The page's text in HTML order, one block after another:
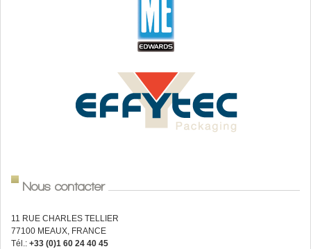
Nous contacter
11 RUE CHARLES TELLIER
77100 MEAUX, FRANCE
Tél.: +33 (0)1 60 24 40 45